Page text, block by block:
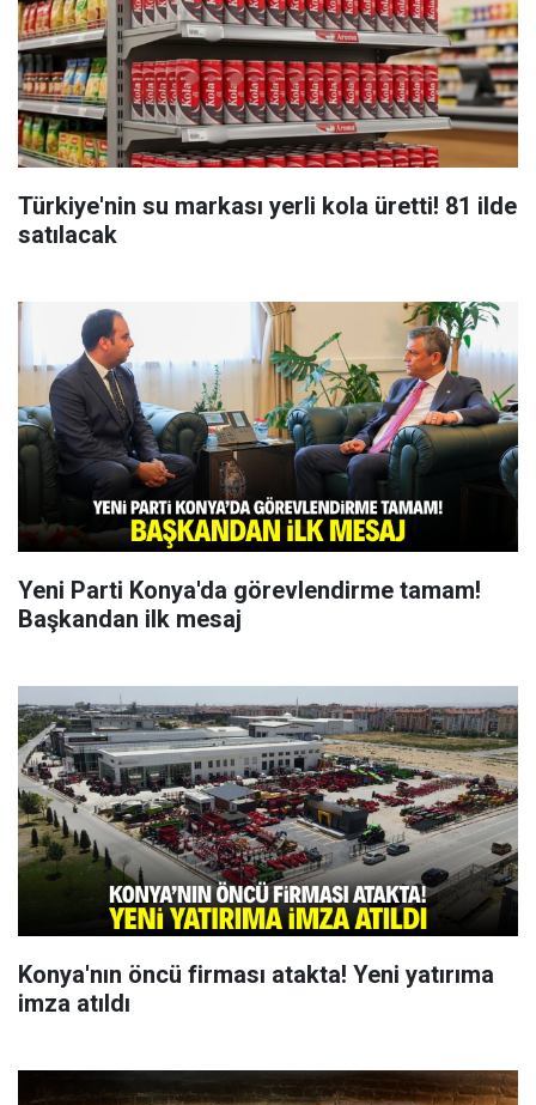
Türkiye'nin su markası yerli kola üretti! 81 ilde
satılacak
Yeni Parti Konya'da görevlendirme tamam!
Başkandan ilk mesaj
Konya'nın öncü firması atakta! Yeni yatırıma
imza atıldı